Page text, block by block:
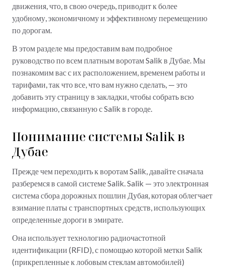
движения, что, в свою очередь, приводит к более
удобному, экономичному и эффективному перемещению
по дорогам.
В этом разделе мы предоставим вам подробное
руководство по всем платным воротам Salik в Дубае. Мы
познакомим вас с их расположением, временем работы и
тарифами, так что все, что вам нужно сделать, — это
добавить эту страницу в закладки, чтобы собрать всю
информацию, связанную с Salik в городе.
Понимание системы Salik в
Дубае
Прежде чем переходить к воротам Salik, давайте сначала
разберемся в самой системе Salik. Salik — это электронная
система сбора дорожных пошлин Дубая, которая облегчает
взимание платы с транспортных средств, использующих
определенные дороги в эмирате.
Она использует технологию радиочастотной
идентификации (RFID), с помощью которой метки Salik
(прикрепленные к лобовым стеклам автомобилей)